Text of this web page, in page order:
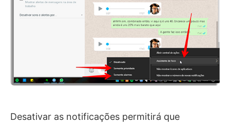
Desativar as notificações permitirá que